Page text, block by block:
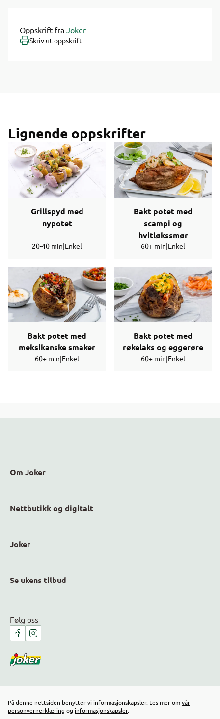
Oppskrift fra Joker
Skriv ut oppskrift
Lignende oppskrifter
Grillspyd med
nypotet
20-40 min|Enkel
Bakt potet med
scampi og
hvitløkssmør
60+ min|Enkel
Bakt potet med
meksikanske smaker
60+ min|Enkel
Bakt potet med
røkelaks og eggerøre
60+ min|Enkel
Om Joker
Nettbutikk og digitalt
Joker
Se ukens tilbud
Følg oss
På denne nettsiden benytter vi informasjonskapsler. Les mer omvår
personvernerklæring og informasjonskapsler.